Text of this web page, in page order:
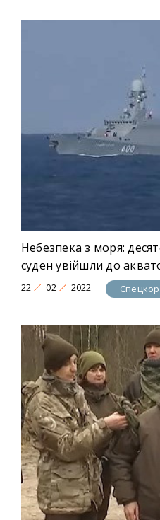
Небезпека з моря:
суден увійшли до
22 02 2022 Спецкор